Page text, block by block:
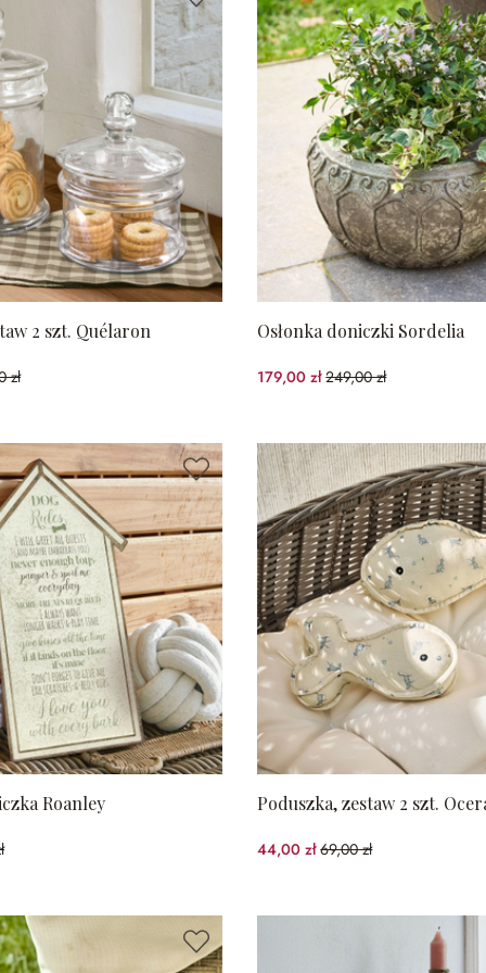
2 szt. Quélaron
zł
Osłonka doniczki Sordelia
179,00 zł249,00 zł
(28.11%spared)
Roanley Poduszka, zestaw 2 szt.
44,00 zł69,00 zł
(36.23%spared)